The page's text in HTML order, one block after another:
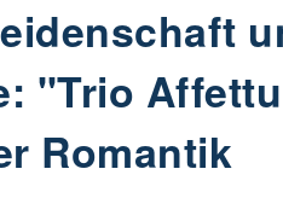
"Trio
Romantik